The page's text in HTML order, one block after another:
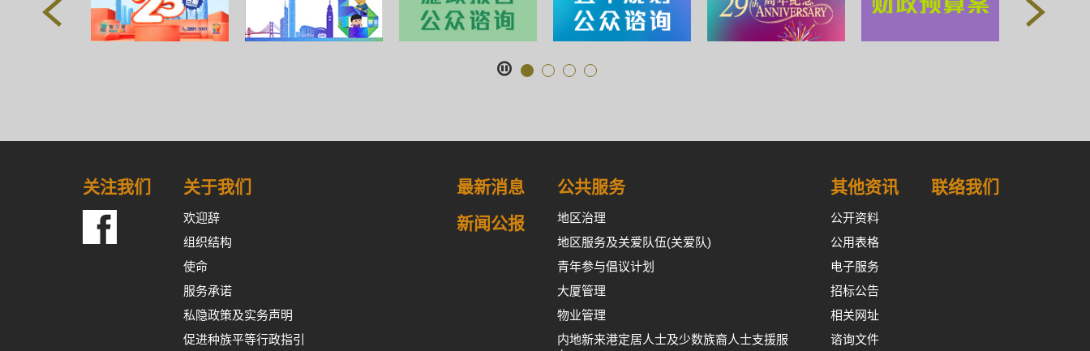
关注我们 关于我们
欢迎辞
组织结构
使命
服务承诺
私隐政策及实务声明
促进种族平等行政指引
最新消息
新闻公报
公共服务
地区治理
地区服务及关爱队伍(关爱队)
青年参与倡议计划
大厦管理
物业管理
内地新来港定居人士及少数族裔人士支援服
其他资讯
公开资料
公用表格
电子服务
招标公告
相关网址
谘询文件
联络我们